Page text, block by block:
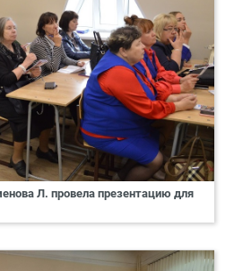
Л. провела презентацию для